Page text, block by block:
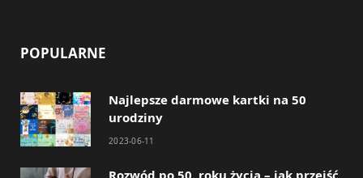
POPULARNE
Najlepsze darmowe kartki na 50
urodziny
2023-06-11
Rozwód po 50. roku życia – jak przejść